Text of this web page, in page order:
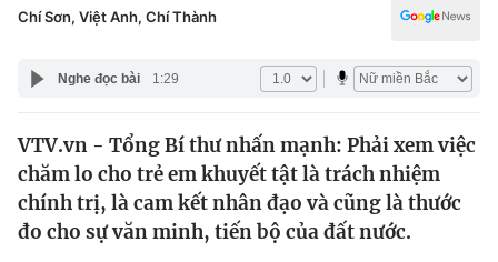
Thế giới
Tin tức
Đời sống
Giáo dục
Chí Sơn, Việt Anh, Chí Thành
Nghe đọc bài 1:29
VTV.vn - Tổng Bí thư nhấn mạnh: Phải xem việc
chăm lo cho trẻ em khuyết tật là trách nhiệm
chính trị, là cam kết nhân đạo và cũng là thước
đo cho sự văn minh, tiến bộ của đất nước.